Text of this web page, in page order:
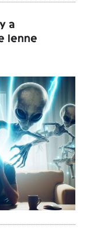
a
lenne